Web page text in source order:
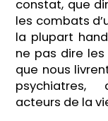
constat, que
les combats
la plupart
ne pas dire
que nous
psychiatres,
acteurs de la